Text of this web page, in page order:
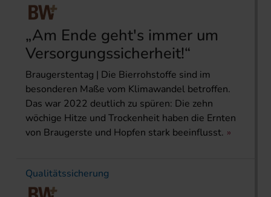
„Am Ende geht's immer um
Versorgungssicherheit!“
Braugerstentag | Die Bierrohstoffe sind im
besonderen Maße vom Klimawandel betroffen.
Das war 2022 deutlich zu spüren: Die zehn
wöchige Hitze und Trockenheit haben die Ernten
von Braugerste und Hopfen stark beeinflusst.
Qualitätssicherung